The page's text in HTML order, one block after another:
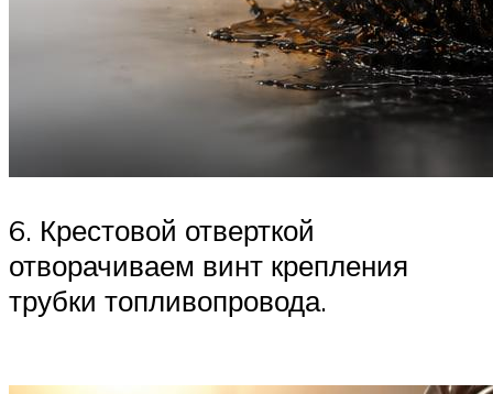
6. Крестовой отверткой
отворачиваем винт крепления
трубки топливопровода.